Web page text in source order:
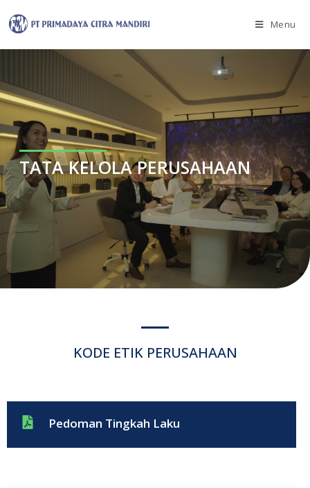
Menu
TATA KELOLA PERUSAHAAN
KODE ETIK PERUSAHAAN
Pedoman Tingkah Laku